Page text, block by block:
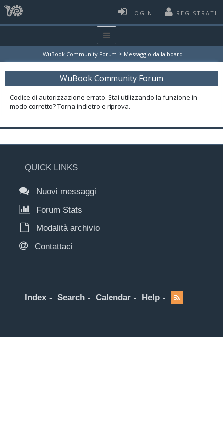
LOGIN REGISTRATI
WuBook Community Forum > Messaggio dalla board
WuBook Community Forum
Codice di autorizzazione errato. Stai utilizzando la funzione in
modo corretto? Torna indietro e riprova.
QUICK LINKS
Nuovi messaggi
Forum Stats
Modalità archivio
Contattaci
Index Search Calendar Help